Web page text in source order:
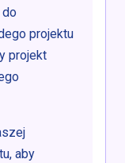
do
projektu
projekt
aby